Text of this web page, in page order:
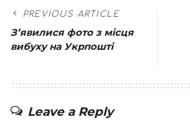
PREVIOUS ARTICLE
З’явилися фото з місця
вибуху на Укрпошті
Leave a Reply